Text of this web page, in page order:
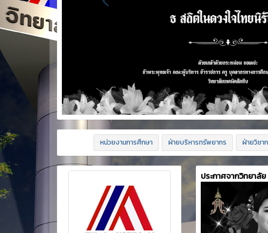
หน่วยงานการศึกษา ฝ่ายบริหารทรัพยากร ฝ่ายวิชา
ประกาศจากวิทยาลัย